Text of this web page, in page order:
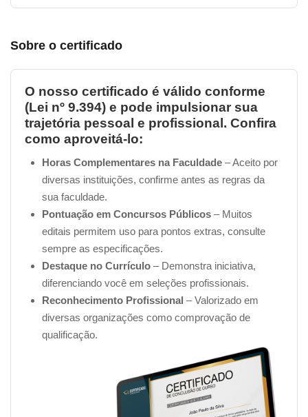
Sobre o certificado
O nosso certificado é válido conforme
(Lei nº 9.394) e pode impulsionar sua
trajetória pessoal e profissional. Confira
como aproveitá-lo:
Horas Complementares na Faculdade – Aceito por
diversas instituições, confirme antes as regras da
sua faculdade.
Pontuação em Concursos Públicos – Muitos
editais permitem uso para pontos extras, consulte
sempre as especificações.
Destaque no Currículo – Demonstra iniciativa,
diferenciando você em seleções profissionais.
Reconhecimento Profissional – Valorizado em
diversas organizações como comprovação de
qualificação.